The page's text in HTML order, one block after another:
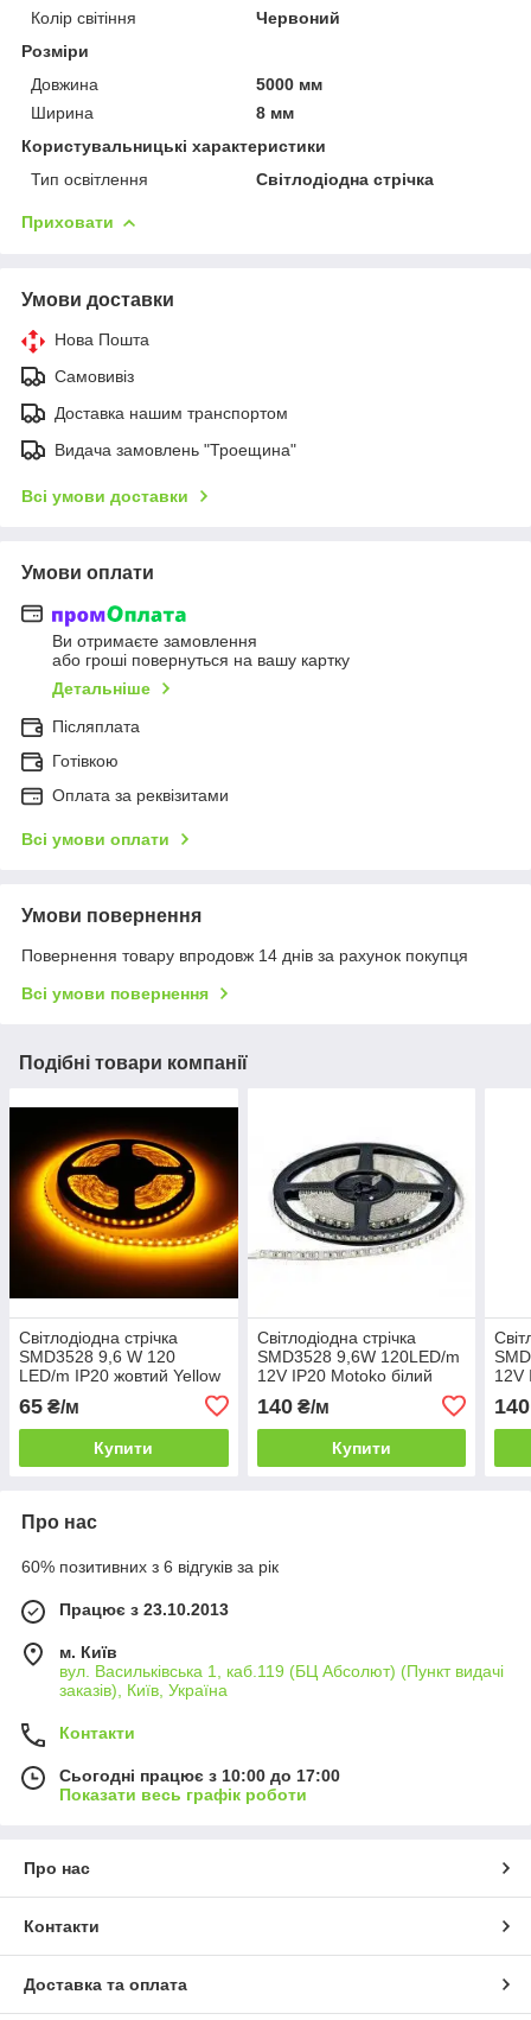
Колір світіння
Червоний
Розміри
Довжина
5000 мм
Ширина
8 мм
Користувальницькі характеристики
Тип освітлення
Світлодіодна стрічка
Приховати
Умови доставки
Нова Пошта
Самовивіз
Доставка нашим транспортом
Видача замовлень "Троещина"
Всі умови доставки
Умови оплати
Ви отримаєте замовлення
або гроші повернуться на вашу картку
Детальніше
Післяплата
Готівкою
Оплата за реквізитами
Всі умови оплати
Умови повернення
Повернення товару впродовж 14 днів за рахунок покупця
Всі умови повернення
Подібні товари компанії
Світлодіодна стрічка
SMD3528 9,6 W 120
LED/m IP20 жовтий Yellow
65 ₴/м
Купити
Світлодіодна стрічка
SMD3528 9,6W 120LED/m
12V IP20 Motoko білий
140₴/м
Купити
12V
140
Про нас
60% позитивних з 6 відгуків за рік
Працює з 23.10.2013
м. Київ
вул. Васильківська 1, каб.119 (БЦ Абсолют) (Пункт видачі
заказів), Київ, Україна
Контакти
Сьогодні працює з 10:00 до 17:00
Показати весь графік роботи
Про нас
Контакти
Доставка та оплата